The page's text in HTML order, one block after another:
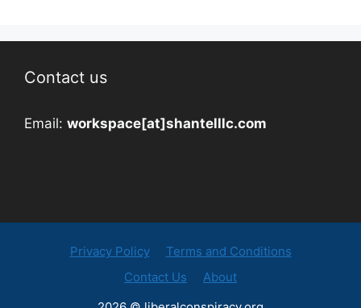
Contact us
Email: workspace[at]shantelllc.com
Privacy Policy
Terms and Conditions
Contact Us
About